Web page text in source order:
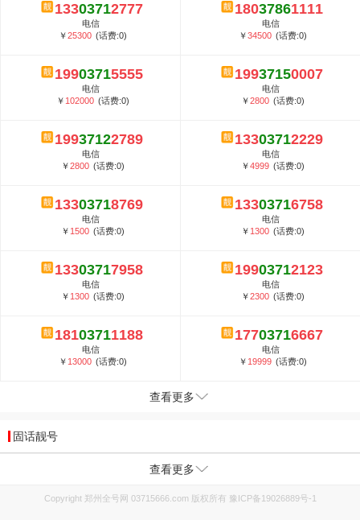
13303712777
电信
￥25300 (话费:0)
18037861111
电信
￥34500 (话费:0)
19903715555
电信
￥ 102000 (话费:0)
19937150007
电信
￥2800 (话费:0)
19937122789
电信
￥2800 (话费:0)
13303712229
电信
￥4999 (话费:0)
13303718769
电信
￥ 1500 (话费:0)
13303716758
电信
￥ 1300 (话费:0)
13303717958
电信
￥ 1300 (话费:0)
19903712123
电信
￥2300 (话费:0)
18103711188
电信
￥ 13000 (话费:0)
17703716667
电信
￥ 19999 (话费:0)
查看更多
固话靓号
查看更多
Copyright 郑州全号网 03715666.com 版权所有 豫ICP备19026889号-1